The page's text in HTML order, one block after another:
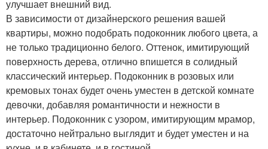
улучшает внешний вид.
В зависимости от дизайнерского решения вашей
квартиры, можно подобрать подоконник любого цвета, а
не только традиционно белого. Оттенок, имитирующий
поверхность дерева, отлично впишется в солидный
классический интерьер. Подоконник в розовых или
кремовых тонах будет очень уместен в детской комнате
девочки, добавляя романтичности и нежности в
интерьер. Подоконник с узором, имитирующим мрамор,
достаточно нейтрально выглядит и будет уместен и на